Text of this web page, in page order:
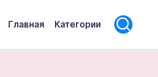
Главная Категории